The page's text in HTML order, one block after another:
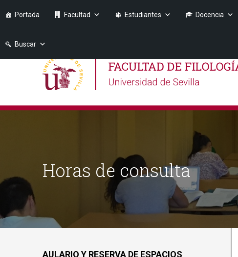
Portada Facultad Estudiantes Docencia
Buscar
Horas de consulta
AULARIO Y RESERVA DE ESPACIOS